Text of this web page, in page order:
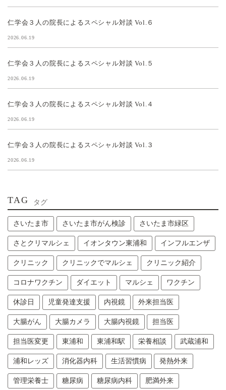
仁学会３人の院長によるスペシャル対談 Vol.６
2026.06.19
仁学会３人の院長によるスペシャル対談 Vol.５
2026.06.19
仁学会３人の院長によるスペシャル対談 Vol.４
2026.06.19
仁学会３人の院長によるスペシャル対談 Vol.３
2026.06.19
TAG タグ
さいたま市 さいたま市がん検診 さいたま市緑区
さとクリマルシェ イオンタウン東浦和 インフルエンザ
クリニック クリニックでマルシェ クリニック紹介
コロナワクチン ダイエット マルシェ ワクチン
休診日 児童発達支援 内視鏡 外来担当医
大腸がん 大腸カメラ 大腸内視鏡 担当医
担当医変更 東浦和 東浦和駅 栄養相談 武蔵浦和
浦和レッズ 消化器内科 生活習慣病 発熱外来
管理栄養士 糖尿病 糖尿病内科 肥満外来